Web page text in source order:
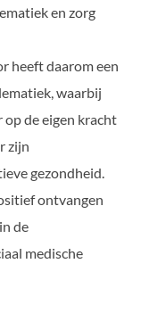
en zorg
heeft daarom een
waarbij
de eigen kracht
zijn
gezondheid.
ontvangen
de
medische